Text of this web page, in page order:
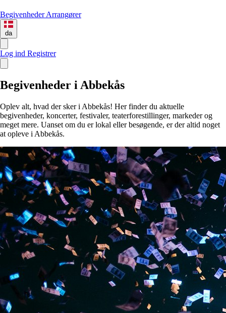
BegivenhederArrangører
da
Log ind Registrer
Begivenheder i Abbekås
Oplev alt, hvad der sker i Abbekås! Her finder du aktuelle
begivenheder, koncerter, festivaler, teaterforestillinger, markeder og
meget mere. Uanset om du er lokal eller besøgende, er der altid noget
at opleve i Abbekås.